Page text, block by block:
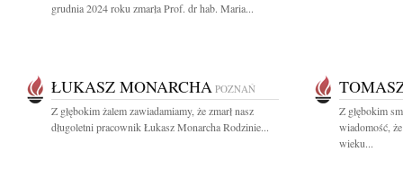
grudnia 2024 roku zmarła Prof. dr hab. Maria...
ŁUKASZ MONARCHA POZNAŃ
Z głębokim żalem zawiadamiamy, że zmarł nasz
długoletni pracownik Łukasz Monarcha Rodzinie...
Z głębokim
wiadomość,
wieku...